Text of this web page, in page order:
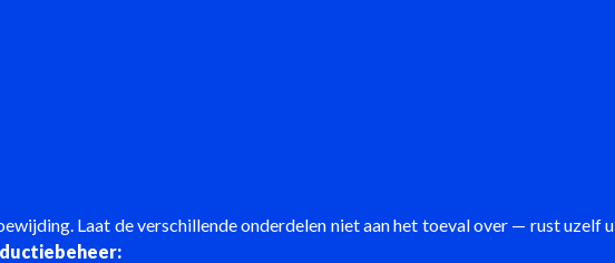
Laat de verschillende onderdelen niet aan het toeval over — rust